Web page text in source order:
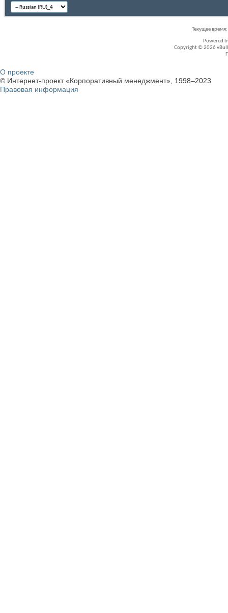
Текущее время:
Powered
Copyright © 2026
О проекте
© Интернет-проект «Корпоративный менеджмент», 1998–2023
Правовая информация